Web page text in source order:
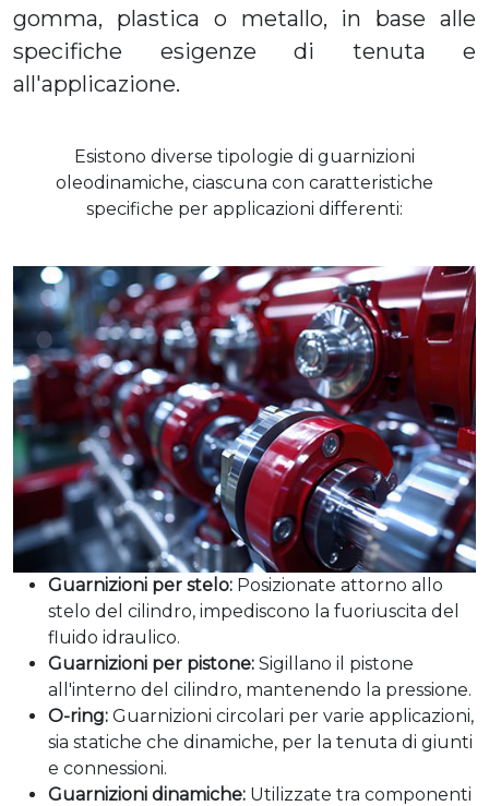
gomma, plastica o metallo, in base alle
specifiche esigenze di tenuta e
all'applicazione.
Esistono diverse tipologie di guarnizioni
oleodinamiche, ciascuna con caratteristiche
specifiche per applicazioni differenti:
Guarnizioni per stelo: Posizionate attorno allo
stelo del cilindro, impediscono la fuoriuscita del
fluido idraulico.
Guarnizioni per pistone: Sigillano il pistone
all'interno del cilindro, mantenendo la pressione.
O-ring: Guarnizioni circolari per varie applicazioni,
sia statiche che dinamiche, per la tenuta di giunti
e connessioni.
Guarnizioni dinamiche: Utilizzate tra componenti